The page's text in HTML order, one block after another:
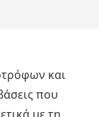
και
που